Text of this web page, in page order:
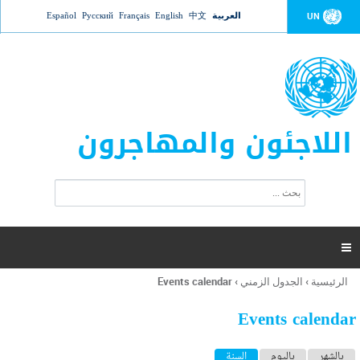
Jump to navigation UN العربية 中文
English
Français
Русский
Español
اللاجئون والمهاجرون
ت
ر
ل
ح
ب

أنت
هنا
الرئيسية › الجدول الزمني ›
Events calendar
Events calendar